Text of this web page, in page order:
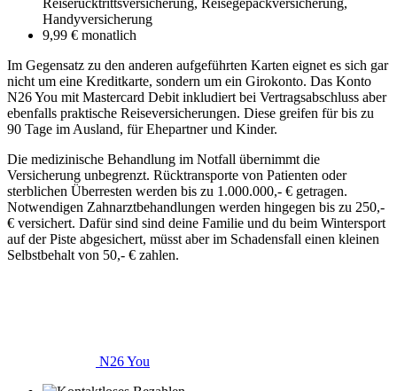
Reiserücktrittsversicherung, Reisegepäckversicherung,
Handyversicherung
9,99 € monatlich
Im Gegensatz zu den anderen aufgeführten Karten eignet es sich gar
nicht um eine Kreditkarte, sondern um ein Girokonto. Das Konto
N26 You mit Mastercard Debit inkludiert bei Vertragsabschluss aber
ebenfalls praktische Reiseversicherungen. Diese greifen für bis zu
90 Tage im Ausland, für Ehepartner und Kinder.
Die medizinische Behandlung im Notfall übernimmt die
Versicherung unbegrenzt. Rücktransporte von Patienten oder
sterblichen Überresten werden bis zu 1.000.000,- € getragen.
Notwendigen Zahnarztbehandlungen werden hingegen bis zu 250,-
€ versichert. Dafür sind sind deine Familie und du beim Wintersport
auf der Piste abgesichert, müsst aber im Schadensfall einen kleinen
Selbstbehalt von 50,- € zahlen.
N26 You